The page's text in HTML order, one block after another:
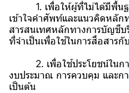
1. เพื่อให้ผู้ที่ไม่ได้มีพื้นฐา
เข้าใจคำศัพท์และแนวคิดหลัก
สารสนเทศหลักทางการบัญชีบ
ที่จำเป็นเพื่อใช้ในการสื่อสารกั
2. เพื่อใช้ประโยชน์ในกา
งบประมาณ การควบคุม และก
เป็นต้น